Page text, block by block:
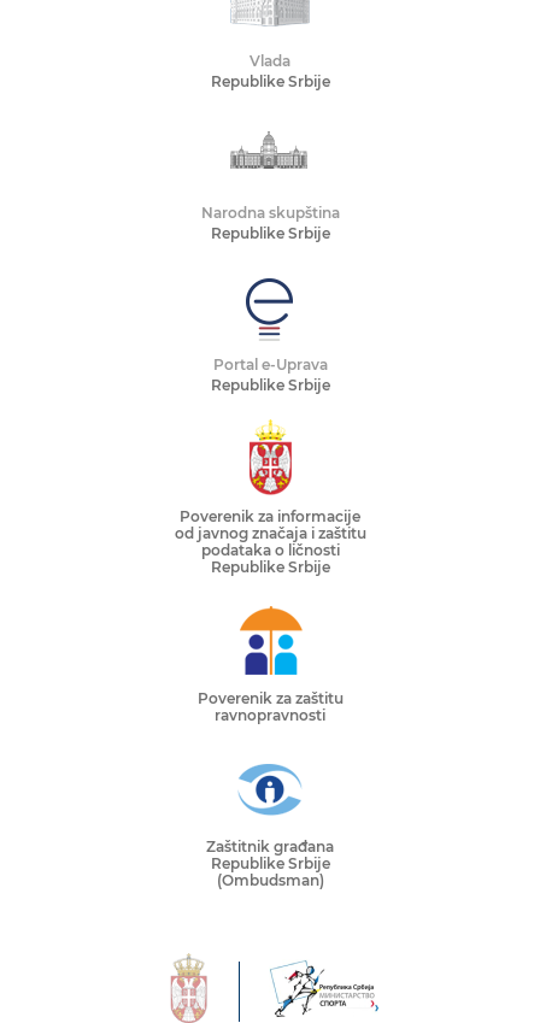
Vlada
Republike Srbije
Narodna skupština
Republike Srbije
Portal e-Uprava
Republike Srbije
Poverenik za informacije
od javnog značaja i zaštitu
podataka o ličnosti
Republike Srbije
Poverenik za zaštitu
ravnopravnosti
Zaštitnik građana
Republike Srbije
(Ombudsman)